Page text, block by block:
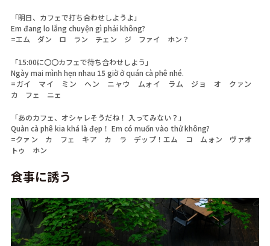
「明日、カフェで打ち合わせしようよ」
Em đang lo lắng chuyện gì phải không?
=エム ダン ロ ラン チェン ジ ファイ ホン？
「15:00に〇〇カフェで待ち合わせしよう」
Ngày mai mình hẹn nhau 15 giờ ở quán cà phê nhé.
=ガイ マイ ミン ヘン ニャウ ムォイ ラム ジョ オ クァン
カ フェ ニェ
「あのカフェ、オシャレそうだね！ 入ってみない？」
Quàn cà phê kia khá là đẹp！ Em có muốn vào thử không?
=クァン カ フェ キア カ ラ デップ！エム コ ムォン ヴァオ
トゥ ホン
食事に誘う